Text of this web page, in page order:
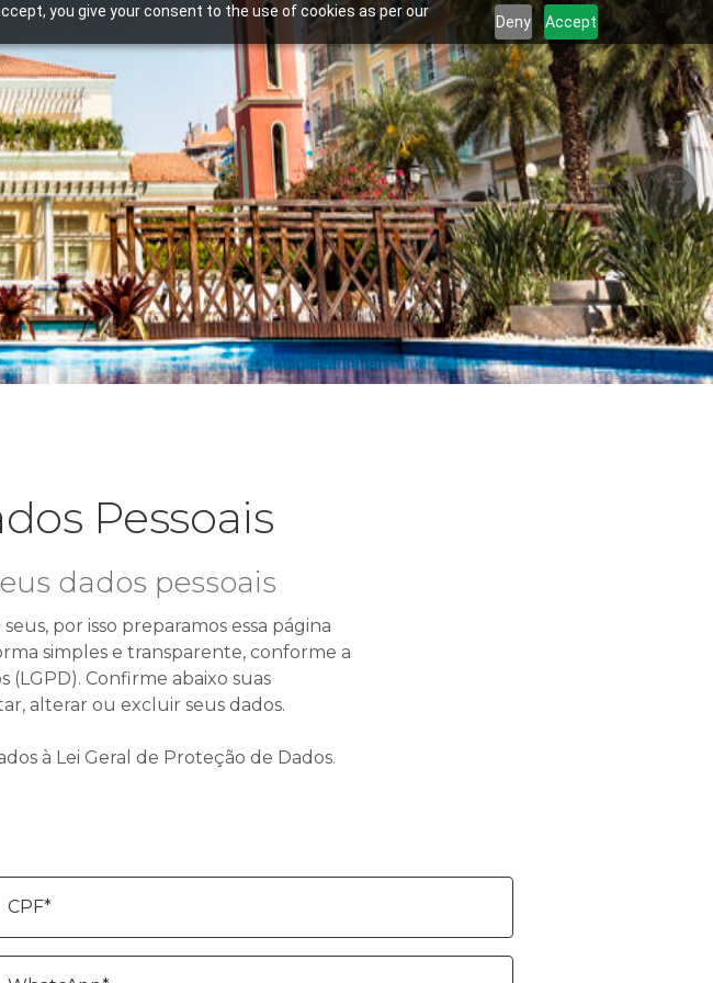
you give your consent to the use of cookies as per our
Deny Accept
Pessoais
dados pessoais
por isso preparamos essa página
simples e transparente, conforme a
(LGPD). Confirme abaixo suas
alterar ou excluir seus dados.
à Lei Geral de Proteção de Dados.
CPF*